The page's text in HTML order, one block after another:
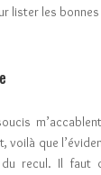
lister les
voilà que
recul. Il faut